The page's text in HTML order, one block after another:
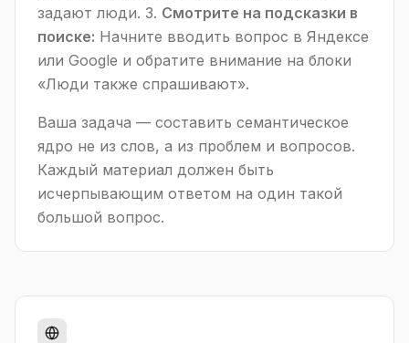
задают люди. 3. Смотрите на подсказки в
поиске: Начните вводить вопрос в Яндексе
или Google и обратите внимание на блоки
«Люди также спрашивают».
Ваша задача — составить семантическое
ядро не из слов, а из проблем и вопросов.
Каждый материал должен быть
исчерпывающим ответом на один такой
большой вопрос.